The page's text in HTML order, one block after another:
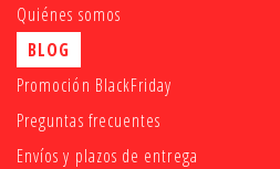
Quiénes somos
BLOG
Promoción BlackFriday
Preguntas frecuentes
Envíos y plazos de entrega